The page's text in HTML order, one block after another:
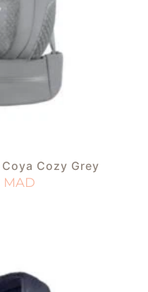
Cozy Grey
MAD